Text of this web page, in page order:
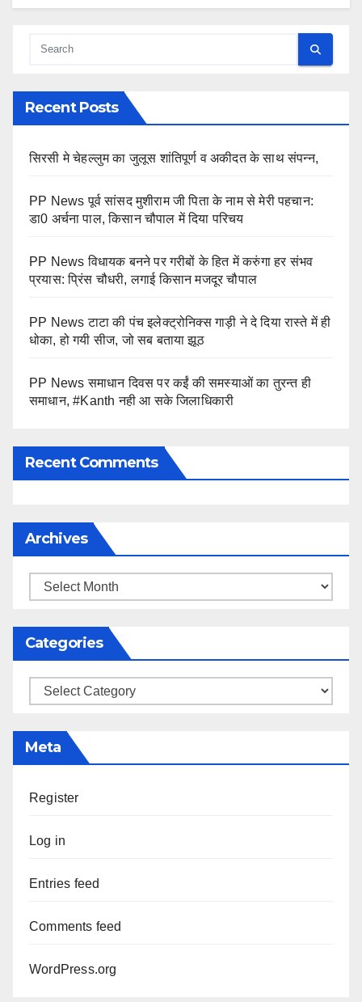
Recent Posts
सिरसी मे चेहल्लुम का जुलूस शांतिपूर्ण व अकीदत के साथ संपन्न,
PP News पूर्व सांसद मुशीराम जी पिता के नाम से मेरी पहचान:
डा0 अर्चना पाल, किसान चौपाल में दिया परिचय
PP News विधायक बनने पर गरीबों के हित में करुंगा हर संभव
प्रयास: प्रिंस चौधरी, लगाई किसान मजदूर चौपाल
PP News टाटा की पंच इलेक्ट्रोनिक्स गाड़ी ने दे दिया रास्ते में ही
धोका, हो गयी सीज, जो सब बताया झूठ
PP News समाधान दिवस पर कईं की समस्याओं का तुरन्त ही
समाधान, #Kanth नही आ सके जिलाधिकारी
Recent Comments
Archives
Archives
Categories
Categories
Meta
Register
Log in
Entries feed
Comments feed
WordPress.org